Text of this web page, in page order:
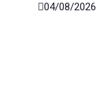
04/08/2026